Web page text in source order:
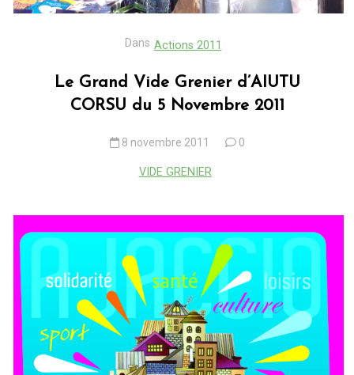
Dans Actions 2011
Le Grand Vide Grenier d’AIUTU
CORSU du 5 Novembre 2011
8 novembre 2011 0
VIDE GRENIER